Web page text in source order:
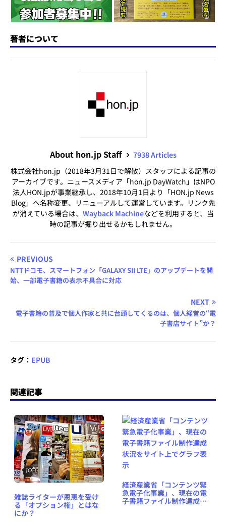
著者について
About hon.jp Staff
7938 Articles
株式会社hon.jp（2018年3月31日で解散）スタッフによる記事の
アーカイブです。ニュースメディア「hon.jp DayWatch」はNPO
法人HON.jpが事業継承し、2018年10月1日より「HON.jp News
Blog」へ名称変更、リニューアルして運営しています。リンク先
が消えている場合は、 Wayback Machineなどを利用すると、当
時の記事が掘り出せるかもしれません。
PREVIOUS
NTTドコモ、スマートフォン「GALAXY SII LTE」のアップデートを開
始、一部電子書籍の表示不具合に対応
NEXT
電子書籍の普及で個人作家と共に台頭してくるのは、個人経営の“電
子書店サイト”か？
タグ： EPUB
関連記事
雑誌ライターが恩恵を受け
る「オプション権」とはな
にか？
経済産業省「コンテンツ緊
急電子化事業」、現在の電
子書籍ファイル制作達成状